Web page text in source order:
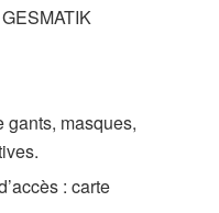
gants, masques,
: carte